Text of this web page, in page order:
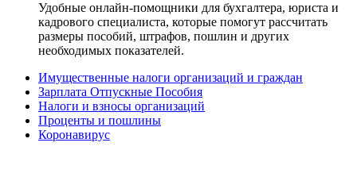
Удобные онлайн-помощники для бухгалтера, юриста и
кадрового специалиста, которые помогут рассчитать
размеры пособий, штрафов, пошлин и других
необходимых показателей.
Имущественные налоги организаций и граждан
Зарплата Отпускные Пособия
Налоги и взносы организаций
Проценты и пошлины
Коронавирус